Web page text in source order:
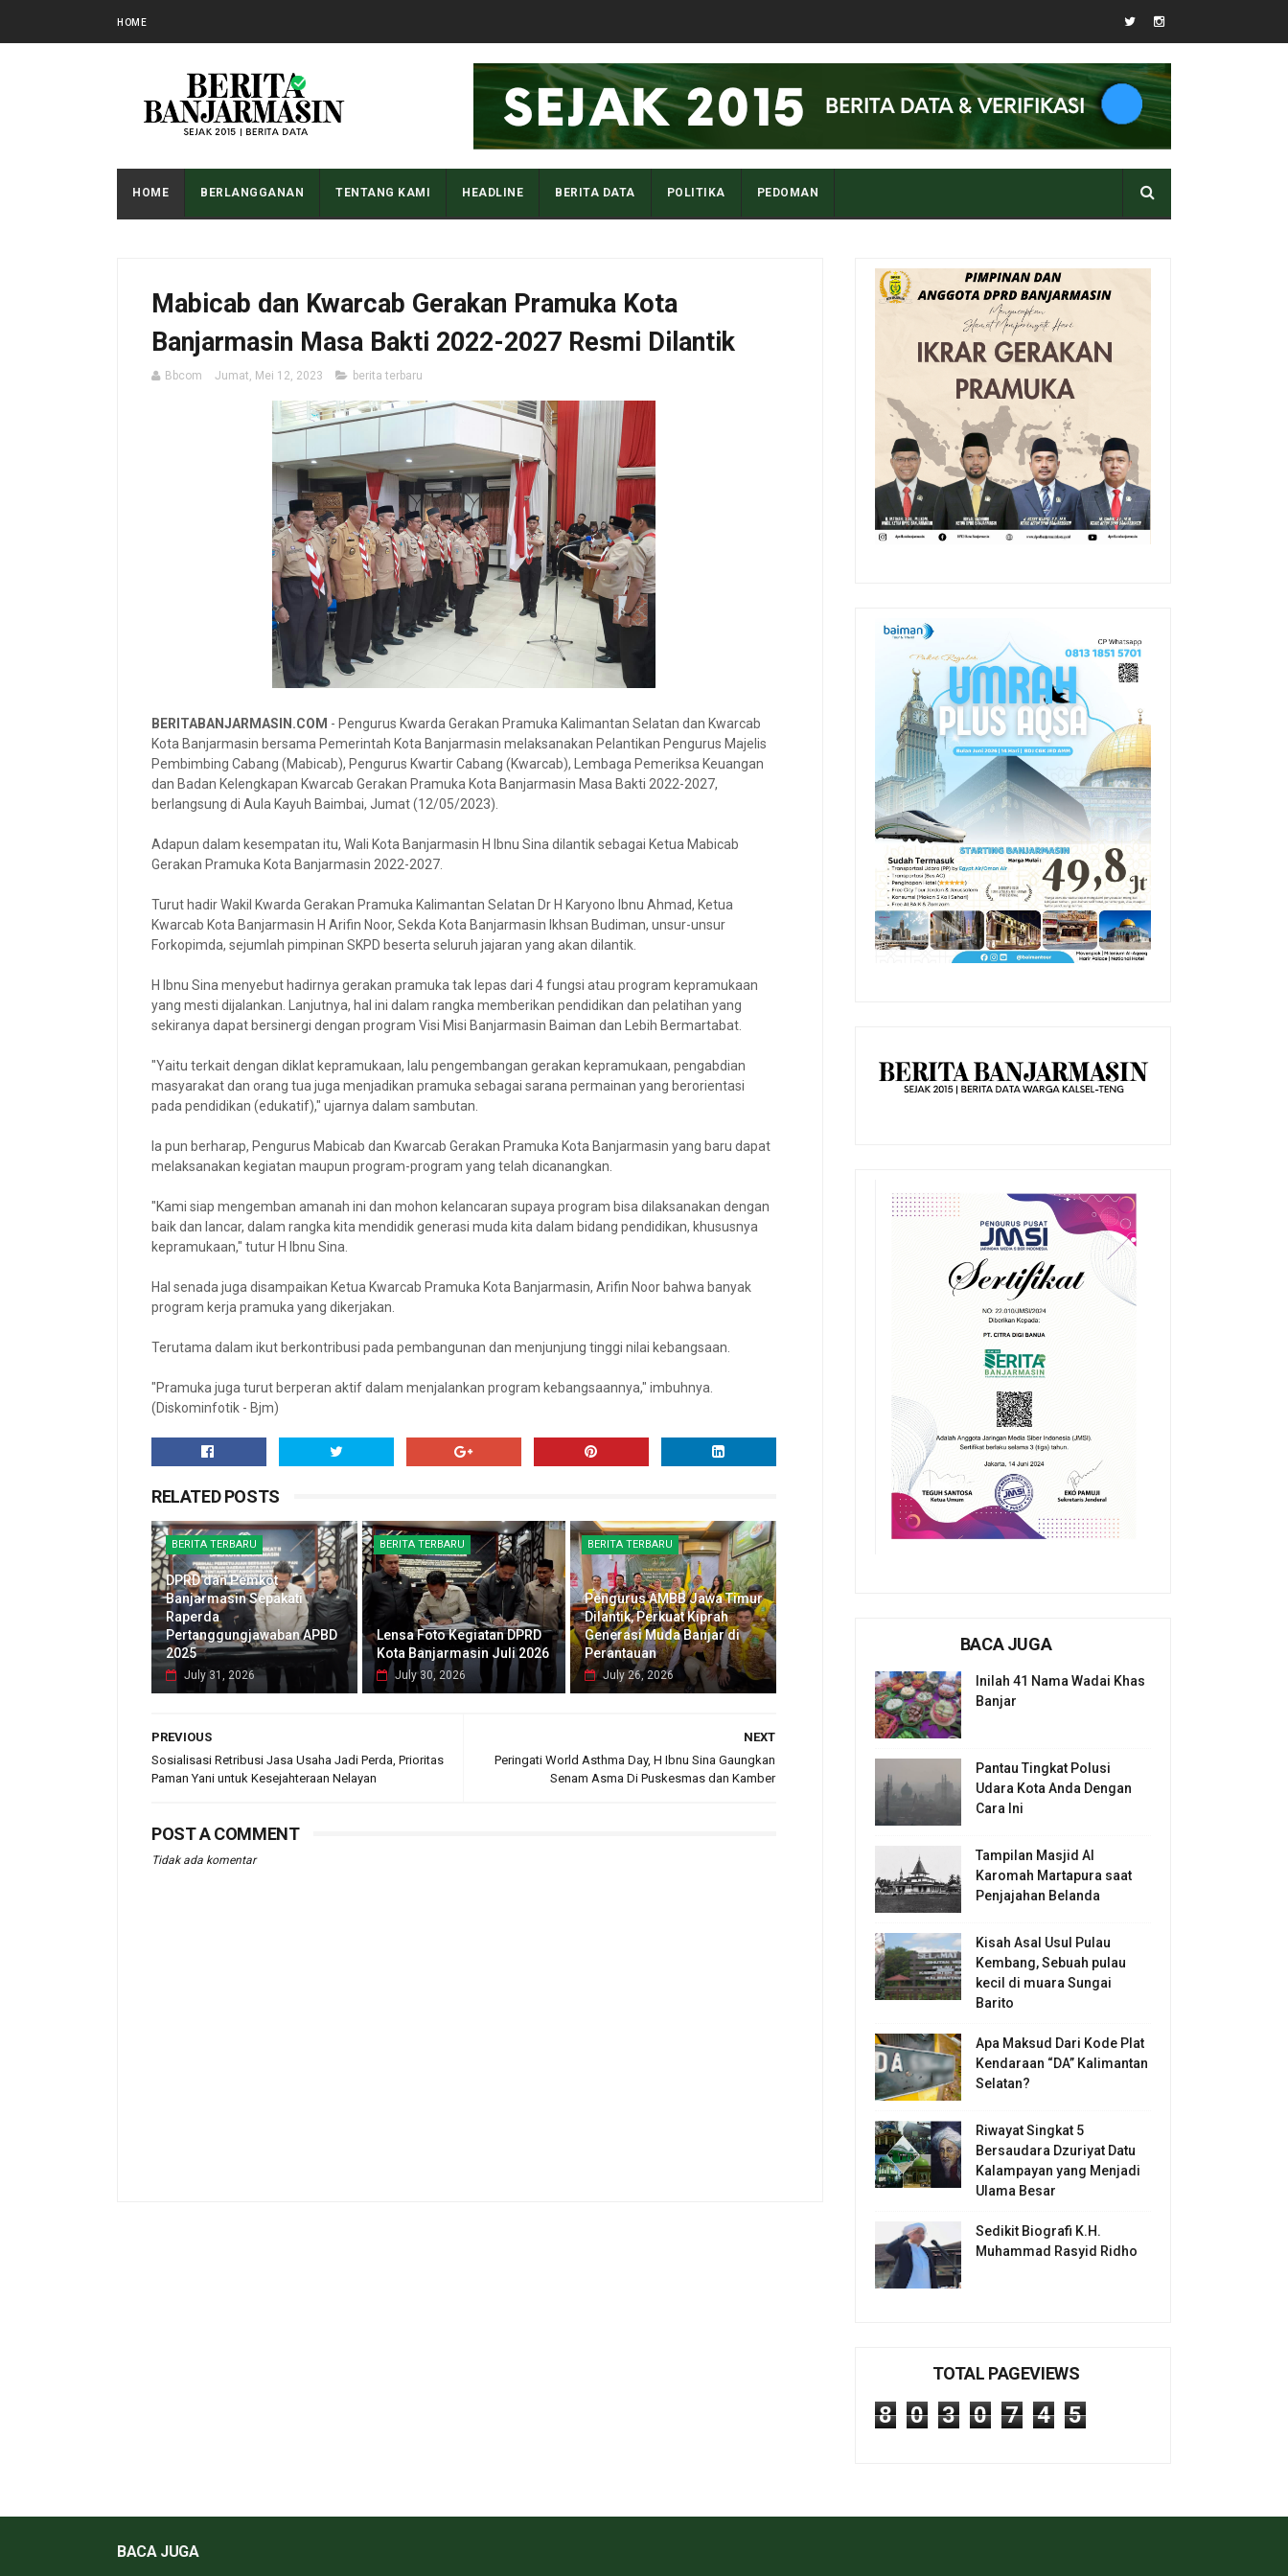
HOME
HOME BERLANGGANAN TENTANG KAMI HEADLINE BERITA DATA POLITIKA PEDOMAN
Mabicab dan Kwarcab Gerakan Pramuka Kota
Banjarmasin Masa Bakti 2022-2027 Resmi Dilantik
Bbcom Jumat, Mei 12, 2023 berita terbaru
BERITABANJARMASIN.COM - Pengurus Kwarda Gerakan Pramuka Kalimantan Selatan dan Kwarcab
Kota Banjarmasin bersama Pemerintah Kota Banjarmasin melaksanakan Pelantikan Pengurus Majelis
Pembimbing Cabang (Mabicab), Pengurus Kwartir Cabang (Kwarcab), Lembaga Pemeriksa Keuangan
dan Badan Kelengkapan Kwarcab Gerakan Pramuka Kota Banjarmasin Masa Bakti 2022-2027,
berlangsung di Aula Kayuh Baimbai, Jumat (12/05/2023).
Adapun dalam kesempatan itu, Wali Kota Banjarmasin H Ibnu Sina dilantik sebagai Ketua Mabicab
Gerakan Pramuka Kota Banjarmasin 2022-2027.
Turut hadir Wakil Kwarda Gerakan Pramuka Kalimantan Selatan Dr H Karyono Ibnu Ahmad, Ketua
Kwarcab Kota Banjarmasin H Arifin Noor, Sekda Kota Banjarmasin Ikhsan Budiman, unsur-unsur
Forkopimda, sejumlah pimpinan SKPD beserta seluruh jajaran yang akan dilantik.
H Ibnu Sina menyebut hadirnya gerakan pramuka tak lepas dari 4 fungsi atau program kepramukaan
yang mesti dijalankan. Lanjutnya, hal ini dalam rangka memberikan pendidikan dan pelatihan yang
sekiranya dapat bersinergi dengan program Visi Misi Banjarmasin Baiman dan Lebih Bermartabat.
"Yaitu terkait dengan diklat kepramukaan, lalu pengembangan gerakan kepramukaan, pengabdian
masyarakat dan orang tua juga menjadikan pramuka sebagai sarana permainan yang berorientasi
pada pendidikan (edukatif)," ujarnya dalam sambutan.
Ia pun berharap, Pengurus Mabicab dan Kwarcab Gerakan Pramuka Kota Banjarmasin yang baru dapat
melaksanakan kegiatan maupun program-program yang telah dicanangkan.
"Kami siap mengemban amanah ini dan mohon kelancaran supaya program bisa dilaksanakan dengan
baik dan lancar, dalam rangka kita mendidik generasi muda kita dalam bidang pendidikan, khususnya
kepramukaan," tutur H Ibnu Sina.
Hal senada juga disampaikan Ketua Kwarcab Pramuka Kota Banjarmasin, Arifin Noor bahwa banyak
program kerja pramuka yang dikerjakan.
Terutama dalam ikut berkontribusi pada pembangunan dan menjunjung tinggi nilai kebangsaan.
"Pramuka juga turut berperan aktif dalam menjalankan program kebangsaannya," imbuhnya.
(Diskominfotik - Bjm)
RELATED POSTS
BERITA TERBARU
DPRD dan Pemkot
Banjarmasin Sepakati
Raperda
Pertanggungjawaban APBD
2025
July 31, 2026
BERITA TERBARU
Lensa Foto Kegiatan DPRD
Kota Banjarmasin Juli 2026
July 30, 2026
BERITA TERBARU
Pengurus AMBB Jawa Timur
Dilantik, Perkuat Kiprah
Generasi Muda Banjar di
Perantauan
July 26, 2026
NEXT
Peringati World Asthma Day, H Ibnu Sina Gaungkan
Senam Asma Di Puskesmas dan Kamber
PREVIOUS
Sosialisasi Retribusi Jasa Usaha Jadi Perda, Prioritas
Paman Yani untuk Kesejahteraan Nelayan
POST A COMMENT
Tidak ada komentar
BACA JUGA
Inilah 41 Nama Wadai Khas
Banjar
Pantau Tingkat Polusi
Udara Kota Anda Dengan
Cara Ini
Tampilan Masjid Al
Karomah Martapura saat
Penjajahan Belanda
Kisah Asal Usul Pulau
Kembang, Sebuah pulau
kecil di muara Sungai
Barito
Apa Maksud Dari Kode Plat
Kendaraan “DA” Kalimantan
Selatan?
Riwayat Singkat 5
Bersaudara Dzuriyat Datu
Kalampayan yang Menjadi
Ulama Besar
Sedikit Biografi K.H.
Muhammad Rasyid Ridho
TOTAL PAGEVIEWS
8 0 3 0 7 4 5
BACA JUGA